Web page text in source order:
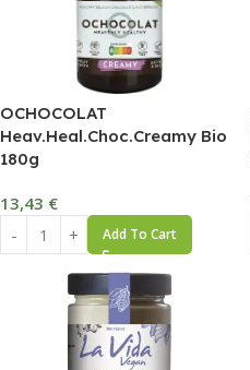
OCHOCOLAT
Heav.Heal.Choc.Creamy Bio
180g
13,43 €
Add To Cart